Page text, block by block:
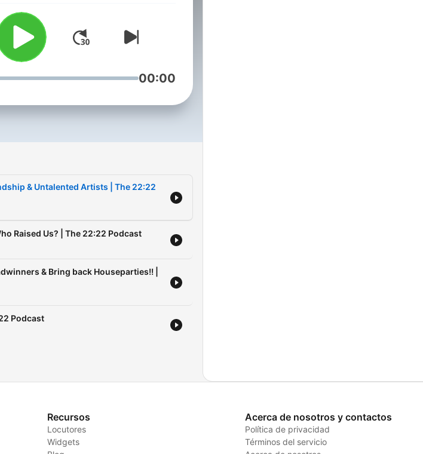
with your
tbh that's
it is.
00:00
& Untalented Artists | The 22:22
Raised Us? | The 22:22 Podcast
& Bring back Houseparties!! |
Podcast
Recursos
Locutores
Widgets
Acerca de nosotros y contactos
Política de privacidad
Términos del servicio